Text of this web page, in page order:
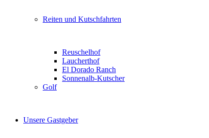
Reiten und Kutschfahrten
Reuschelhof
Laucherthof
El Dorado Ranch
Sonnenalb-Kutscher
Golf
Unsere Gastgeber